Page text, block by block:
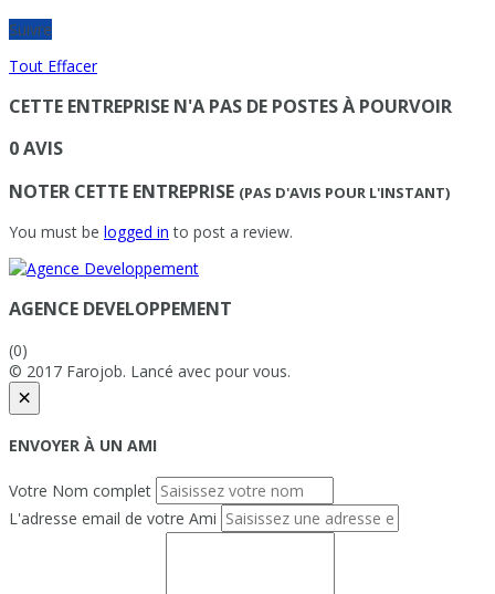
Suivre
Tout Effacer
CETTE ENTREPRISE N'A PAS DE POSTES À POURVOIR
0 AVIS
NOTER CETTE ENTREPRISE (PAS D'AVIS POUR L'INSTANT)
You must be logged in to post a review.
AGENCE DEVELOPPEMENT
(0)
© 2017 Farojob. Lancé avec pour vous.
×
ENVOYER À UN AMI
Votre Nom complet
L'adresse email de votre Ami